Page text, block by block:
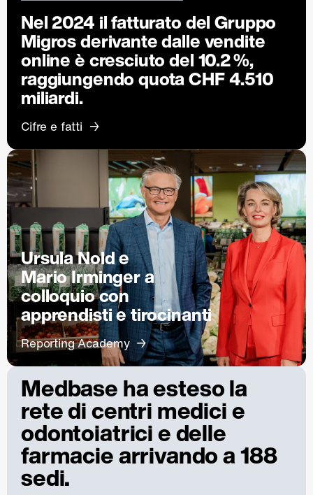
Nel 2024 il fatturato del Gruppo
Migros derivante dalle vendite
online è cresciuto del10.2 %,
raggiungendo quota CHF 4.510
miliardi.
Cifre e fatti
Ursula Nold e
Mario Irminger a
colloquio con
apprendisti e tirocinanti
Reporting Academy
Medbase ha esteso la
rete di centri medici e
odontoiatrici e delle
farmacie arrivando a 188
sedi.